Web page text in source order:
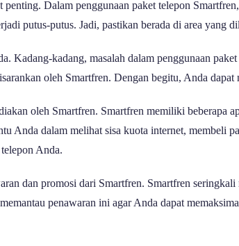
Dalam penggunaan paket telepon
putus-putus. Jadi, pastikan berada di area yang
Kadang-kadang, masalah dalam penggunaan
oleh Smartfren. Dengan begitu, Anda
oleh Smartfren. Smartfren memiliki beberapa
Anda dalam melihat sisa kuota internet,
Anda.
dan promosi dari Smartfren. Smartfren
penawaran ini agar Anda dapat